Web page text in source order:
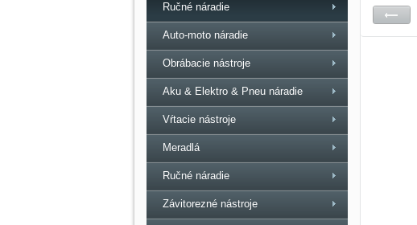
Ručné náradie
Auto-moto náradie
Obrábacie nástroje
Aku & Elektro & Pneu náradie
Vŕtacie nástroje
Meradlá
Ručné náradie
Závitorezné nástroje